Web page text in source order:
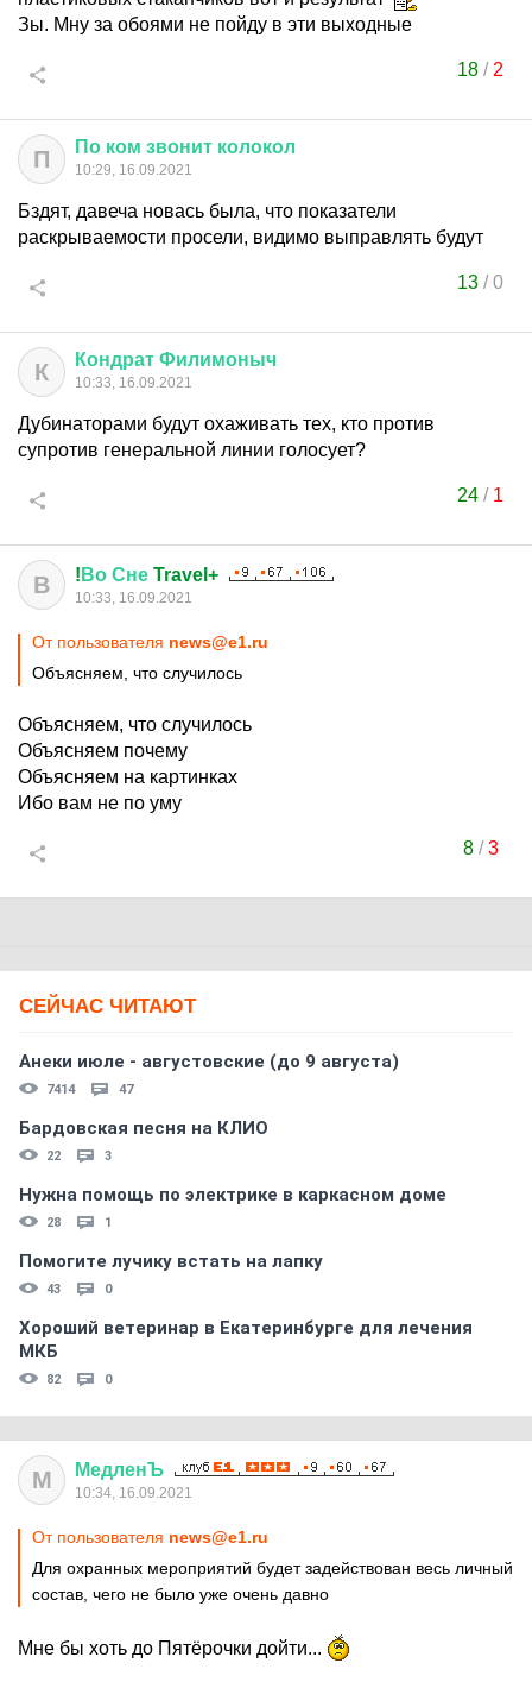
Зы. Мну за обоями не пойду в эти выходные
18 / 2
П По ком звонит колокол
10:29, 16.09.2021
Бздят, давеча новась была, что показатели
раскрываемости просели, видимо выправлять будут
13 /0
К Кондрат Филимоныч
10:33, 16.09.2021
Дубинаторами будут охаживать тех, кто против
супротив генеральной линии голосует?
24 / 1
В ! Во Сне Travel+
10:33, 16.09.2021
От пользователя news@e1.ru
Объясняем, что случилось
Объясняем, что случилось
Объясняем почему
Объясняем на картинках
Ибо вам не по уму
8/3
СЕЙЧАС ЧИТАЮТ
Анеки июле - августовские (до 9 августа)
7414 47
Бардовская песня на КЛИО
22 3
Нужна помощь по электрике в каркасном доме
28 1
Помогите лучику встать на лапку
43 0
Хороший ветеринар в Екатеринбурге для лечения
МКБ
82 0
М МедленЪ
10:34, 16.09.2021
От пользователя news@e1.ru
Для охранных мероприятий будет задействован весь личный
состав, чего не было уже очень давно
Мне бы хоть до Пятёрочки дойти...